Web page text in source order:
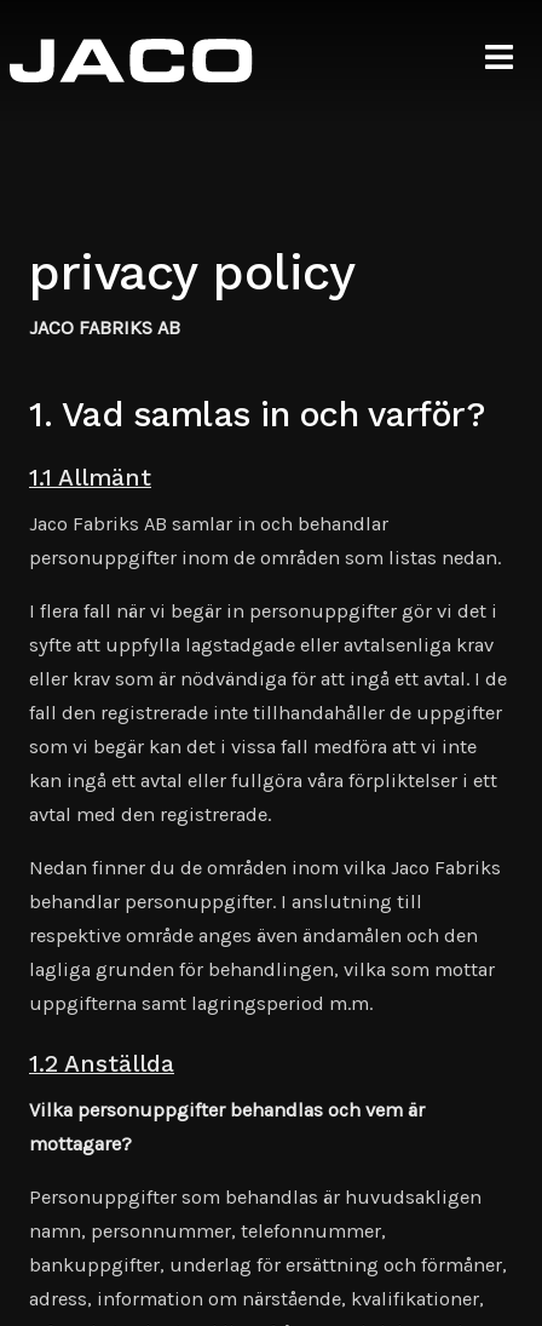
privacy policy
JACO FABRIKS AB
1. Vad samlas in och varför?
1.1 Allmänt
Jaco Fabriks AB samlar in och behandlar
personuppgifter inom de områden som listas nedan.
I flera fall när vi begär in personuppgifter gör vi det i
syfte att uppfylla lagstadgade eller avtalsenliga krav
eller krav som är nödvändiga för att ingå ett avtal. I de
fall den registrerade inte tillhandahåller de uppgifter
som vi begär kan det i vissa fall medföra att vi inte
kan ingå ett avtal eller fullgöra våra förpliktelser i ett
avtal med den registrerade.
Nedan finner du de områden inom vilka Jaco Fabriks
behandlar personuppgifter. I anslutning till
respektive område anges även ändamålen och den
lagliga grunden för behandlingen, vilka som mottar
uppgifterna samt lagringsperiod m.m.
1.2 Anställda
Vilka personuppgifter behandlas och vem är
mottagare?
Personuppgifter som behandlas är huvudsakligen
namn, personnummer, telefonnummer,
bankuppgifter, underlag för ersättning och förmåner,
adress, information om närstående, kvalifikationer,